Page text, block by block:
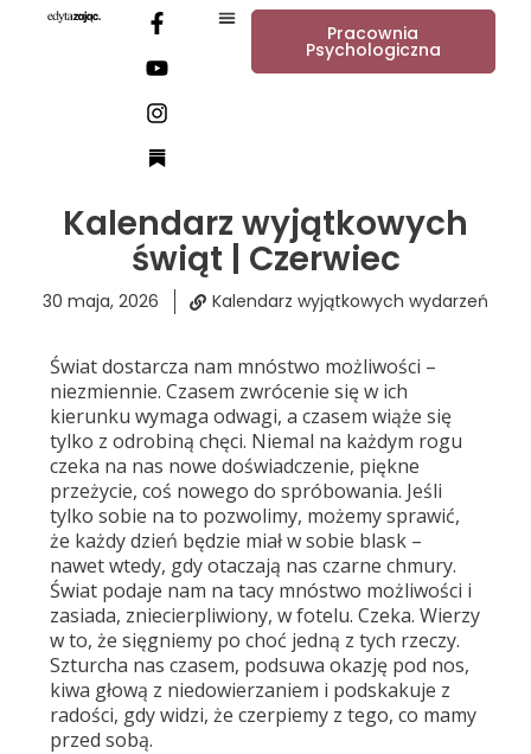
Pracownia
Psychologiczna
Kalendarz wyjątkowych
świąt | Czerwiec
30 maja, 2026 Kalendarz wyjątkowych wydarzeń
Świat dostarcza nam mnóstwo możliwości –
niezmiennie. Czasem zwrócenie się w ich
kierunku wymaga odwagi, a czasem wiąże się
tylko z odrobiną chęci. Niemal na każdym rogu
czeka na nas nowe doświadczenie, piękne
przeżycie, coś nowego do spróbowania. Jeśli
tylko sobie na to pozwolimy, możemy sprawić,
że każdy dzień będzie miał w sobie blask –
nawet wtedy, gdy otaczają nas czarne chmury.
Świat podaje nam na tacy mnóstwo możliwości i
zasiada, zniecierpliwiony, w fotelu. Czeka. Wierzy
w to, że sięgniemy po choć jedną z tych rzeczy.
Szturcha nas czasem, podsuwa okazję pod nos,
kiwa głową z niedowierzaniem i podskakuje z
radości, gdy widzi, że czerpiemy z tego, co mamy
przed sobą.